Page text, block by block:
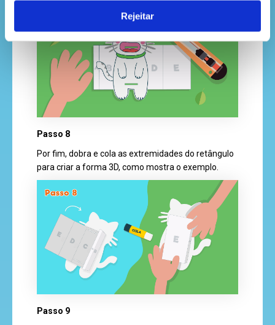
Rejeitar
Passo 8
Por fim, dobra e cola as extremidades do retângulo
para criar a forma 3D, como mostra o exemplo.
Passo 9